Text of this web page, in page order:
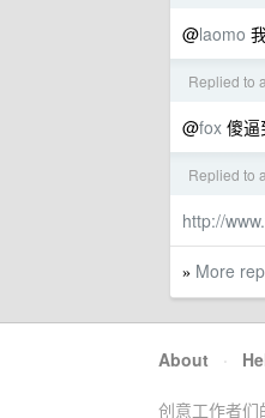
@laomo
Replied to
@fox 傻逼
Replied to
http://
» More
About ·
创意工作者们